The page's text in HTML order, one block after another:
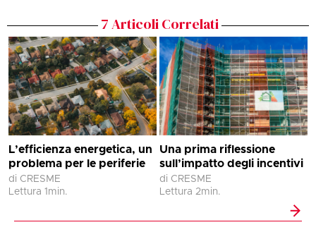
7Articoli Correlati
L’efficienza energetica, un
problema per le periferie
di CRESME
Lettura 1 min.
Una prima riflessione
sull’impatto degli incentivi
di CRESME
Lettura 2min.